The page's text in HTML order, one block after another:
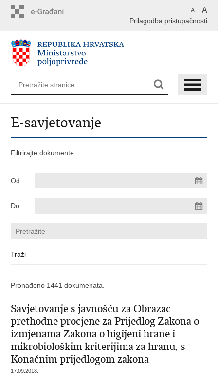
A A
Prilagodba pristupačnosti
E-savjetovanje
Filtrirajte dokumente:
Od:
Do:
Pronađeno 1441 dokumenata.
Savjetovanje s javnošću za Obrazac
prethodne procjene za Prijedlog Zakona o
izmjenama Zakona o higijeni hrane i
mikrobiološkim kriterijima za hranu, s
Konačnim prijedlogom zakona
17.09.2018.